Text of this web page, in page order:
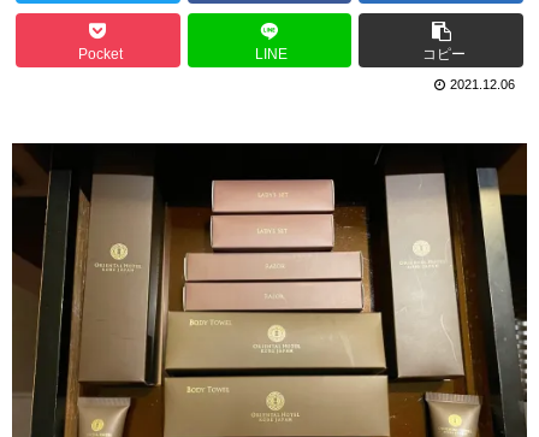
Pocket LINE コピー
2021.12.06